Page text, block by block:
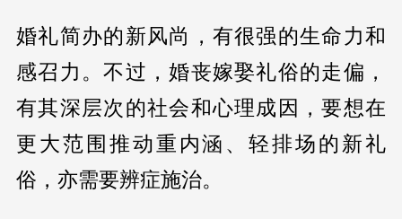
婚礼简办的新风尚，有很强的生命力和
感召力。不过，婚丧嫁娶礼俗的走偏，
有其深层次的社会和心理成因，要想在
更大范围推动重内涵、轻排场的新礼
俗，亦需要辨症施治。